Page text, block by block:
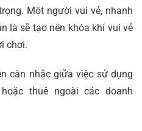
Một người vui vẻ, nhanh
là sẽ tạo nên khóa khí vui vẻ
chơi.
cân nhắc giữa việc sử dụng
thuê ngoài các doanh